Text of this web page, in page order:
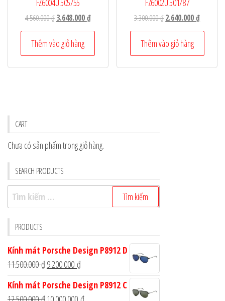
FZ6004U 505/55
4.560.000₫Giá
gốc
là:
4.560.000 ₫.
3.648.000₫Giá
hiện
là:
3.648.000 ₫.
Thêm vào giỏ hàng
FZ6002U 501/87
3.300.000₫Giá
gốc
là:
3.300.000 ₫.
2.640.000₫Giá
hiện
là:
Thêm vào giỏ hàng
CART
Chưa có sản phẩm trong giỏ hàng.
SEARCH PRODUCTS
Tìm
kiếm
cho:
PRODUCTS
Kính mát Porsche Design P8912 D
11.500.000₫Giá
là:
9.200.000 ₫Giá
tại
Kính mát Porsche Design P8912 C
Giá Giá